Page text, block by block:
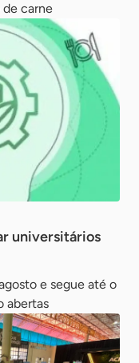
de carne
universitários
e segue até o
abertas